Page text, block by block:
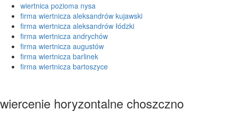
wiertnica pozioma nysa
firma wiertnicza aleksandrów kujawski
firma wiertnicza aleksandrów łódzki
firma wiertnicza andrychów
firma wiertnicza augustów
firma wiertnicza barlinek
firma wiertnicza bartoszyce
wiercenie horyzontalne choszczno